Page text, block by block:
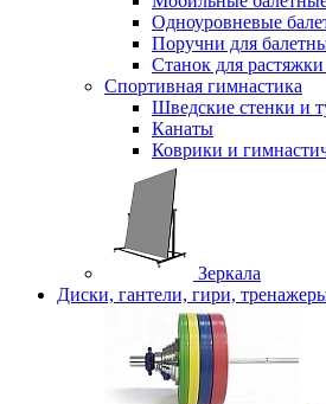
Одноуровневые
Поручни для
Станок для
Спортивная гимнастика
Шведские стенки и
Канаты
Коврики и
Зеркала
Диски, гантели, гири,